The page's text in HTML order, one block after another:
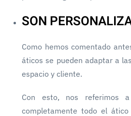
SON
Como hemos comentado
áticos se pueden adaptar a
espacio y cliente.
Con esto, nos referimos
completamente todo el